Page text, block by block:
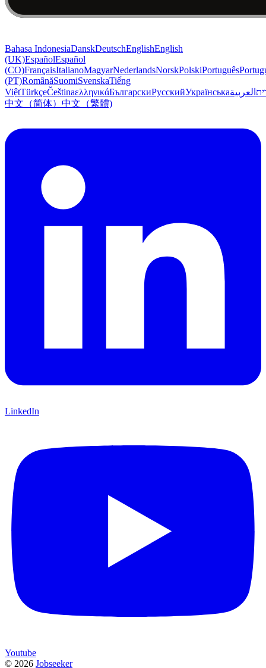
Bahasa IndonesiaDanskDeutschEnglishEnglish
(UK)EspañolEspañol
(CO)FrançaisItalianoMagyarNederlandsNorskPolskiPortuguês
(PT)RomânăSuomiSvenskaTiếng
ViệtTürkçeČeštinaελληνικάБългарскиРусскийУкраїнськаالعربية
中文（简体） 中文（繁體)
LinkedIn
Youtube
© 2026 Jobseeker